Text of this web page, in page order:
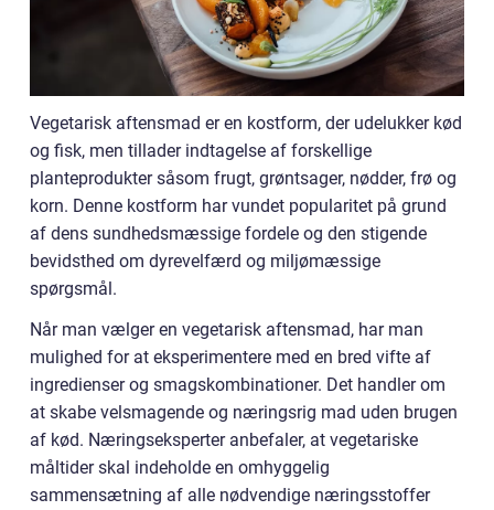
Vegetarisk aftensmad er en kostform, der udelukker kød
og fisk, men tillader indtagelse af forskellige
planteprodukter såsom frugt, grøntsager, nødder, frø og
korn. Denne kostform har vundet popularitet på grund
af dens sundhedsmæssige fordele og den stigende
bevidsthed om dyrevelfærd og miljømæssige
spørgsmål.
Når man vælger en vegetarisk aftensmad, har man
mulighed for at eksperimentere med en bred vifte af
ingredienser og smagskombinationer. Det handler om
at skabe velsmagende og næringsrig mad uden brugen
af kød. Næringseksperter anbefaler, at vegetariske
måltider skal indeholde en omhyggelig
sammensætning af alle nødvendige næringsstoffer